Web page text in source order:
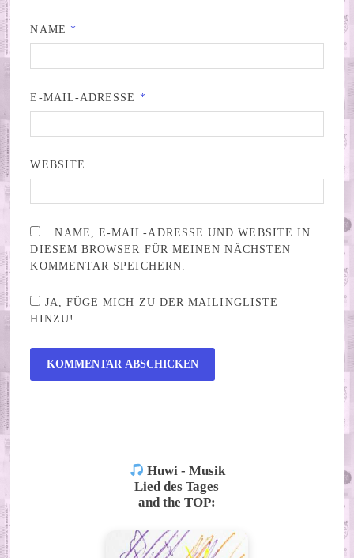
NAME *
E-MAIL-ADRESSE *
WEBSITE
NAME, E-MAIL-ADRESSE UND WEBSITE IN
DIESEM BROWSER FÜR MEINEN NÄCHSTEN
KOMMENTAR SPEICHERN.
JA, FÜGE MICH ZU DER MAILINGLISTE
HINZU!
Huwi - Musik
Lied des Tages
and the TOP: